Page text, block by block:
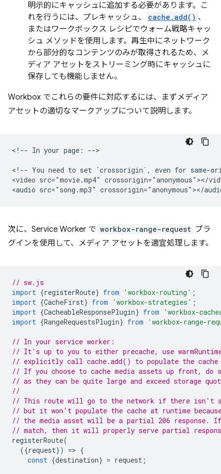
明示的にキャッシュに追加する必要があります。こ
れを行うには、プレキャッシュ、
cache.add() 、
またはワークボックス レシピでウォーム戦略キャッ
シュ メソッドを使用します。再生中にネットワーク
から部分的なコンテンツのみが取得されるため、メ
ディア アセットをストリーミング時にキャッシュに
保存しても機能しません。
Workbox でこれらの要件に対応するには、まずメディア
アセットの適切なマークアップについて説明します。
<!-- In your page: -->
<!-- You need to set `crossorigin`, even for same-
<video src="movie.mp4" crossorigin="anonymous"></
次に、Service Worker で workbox-range-request プラ
グインを使用して、メディア アセットを適宜処理します。
// sw.js
import {registerRoute} from 'workbox-routing' ;
import {CacheFirst} from 'workbox-strategies' ;
import {CacheableResponsePlugin} from
'workbox-
import {RangeRequestsPlugin} from 'workbox-range-
// In your service worker:
// It's up to you to either precache, use
// explicitly call cache.add() to populate the cache
// If you choose to cache media assets up front, do
// as they can be quite large and exceed storage
//
// This route will go to the network if there isn't a
// but it won't populate the cache at runtime
// the media asset will be a partial 206 response.
// match, then it will properly serve partial
registerRoute(
({request}) => {
const {destination} = request ;